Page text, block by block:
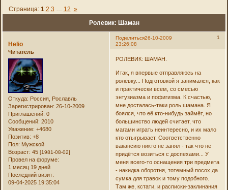
Ролевик: Шаман
Страница: 1 2 3 … 12 »
Поделиться 1
26-10-2009
23:26:08
Helio
Читатель
Откуда: Россия, Рославль
Зарегистрирован: 26-10-2009
Приглашений: 0
Сообщений: 2010
Уважение: +4680
Позитив: +8
Пол: Мужской
Возраст: 45[1981-08-02]
Провел на форуме:
1 месяц 19 дней
Последний визит:
09-04-2025 19:35:04
РОЛЕВИК: ШАМАН.
Итак, я впервые отправляюсь на
ролёвку... Подготовкой я занимался, как
и практически всем, со смесью
энтузиазма и пофигизма. К счастью,
мне досталась-таки роль шамана. Я
боялся, что её кто-нибудь займёт, но
большинство людей считает, что
магами играть неинтересно, и их мало
кто отыгрывает. Соответственно
вакансию никто не занял - так что не
придётся возиться с доспехами... У
меня всего-то оснащения три предмета
- накидка оборотня, тотемный посох да
сумка для травок и тому подобного.
Там же, кстати, и расписки-заклинания